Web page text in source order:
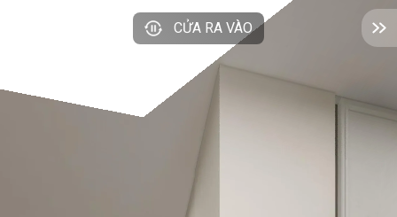
CỬA RA VÀO